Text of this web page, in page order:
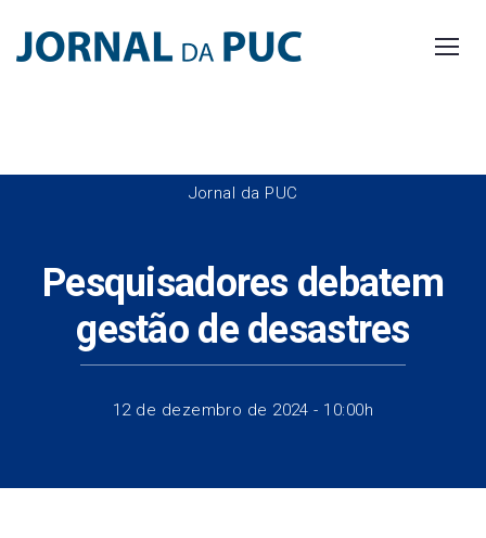
content
Jornal da PUC
Pesquisadores debatem
gestão de desastres
12 de dezembro de 2024 - 10:00h